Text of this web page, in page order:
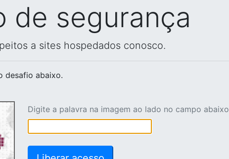
de segurança
a sites hospedados conosco.
desafio abaixo.
Digite a palavra na imagem ao lado no campo abaixo